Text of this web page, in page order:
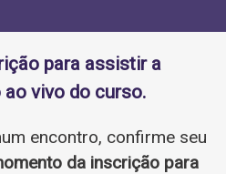
para assistir a
ao vivo do curso.
encontro, confirme seu
da inscrição para